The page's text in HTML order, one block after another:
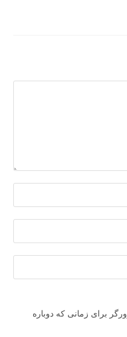
برای زمانی که دوباره